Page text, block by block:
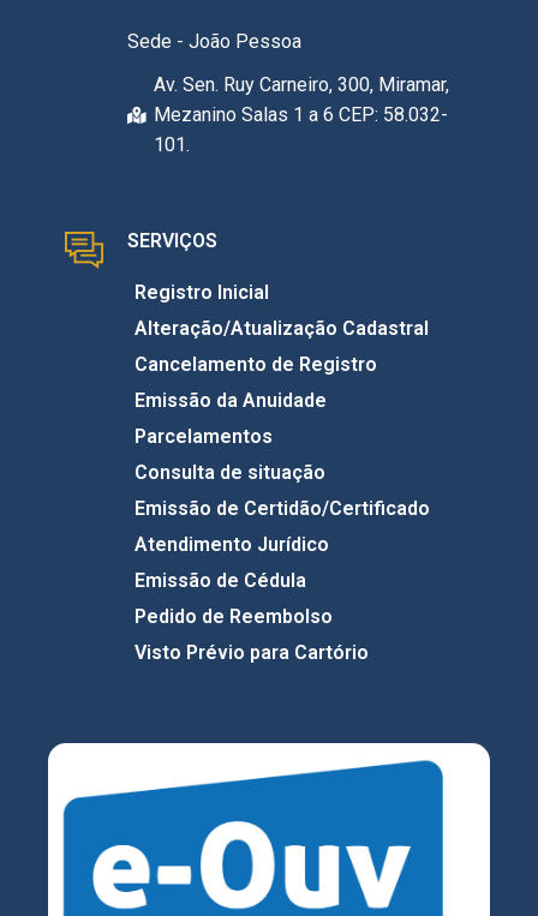
Sede - João Pessoa
Av. Sen. Ruy Carneiro, 300, Miramar,
Mezanino Salas 1 a 6 CEP: 58.032-
101.
SERVIÇOS
Registro Inicial
Alteração/Atualização Cadastral
Cancelamento de Registro
Emissão da Anuidade
Parcelamentos
Consulta de situação
Emissão de Certidão/Certificado
Atendimento Jurídico
Emissão de Cédula
Pedido de Reembolso
Visto Prévio para Cartório